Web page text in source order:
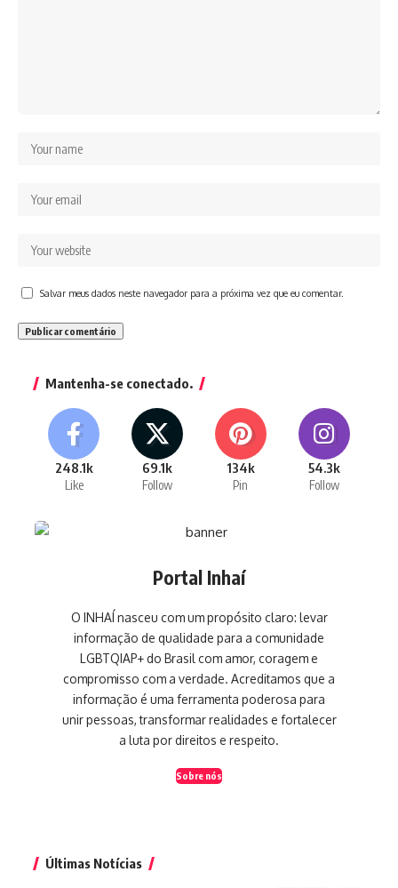
Salvar meus dados neste navegador para a próxima vez que eu comentar.
Mantenha-se conectado.
248.1k
Like
69.1k
Follow
134k
Pin
54.3k
Follow
Portal Inhaí
O INHAÍ nasceu com um propósito claro: levar
informação de qualidade para a comunidade
LGBTQIAP+ do Brasil com amor, coragem e
compromisso com a verdade. Acreditamos que a
informação é uma ferramenta poderosa para
unir pessoas, transformar realidades e fortalecer
a luta por direitos e respeito.
Sobre nós
Últimas Notícias